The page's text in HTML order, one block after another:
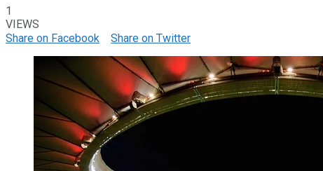
1
VIEWS
Share on Facebook
Share on Twitter